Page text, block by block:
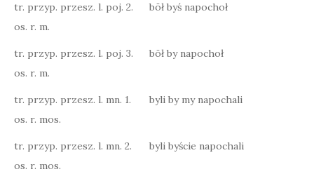
tr. przyp. przesz. l. poj. 2.
os. r. m.
bōł byś napochoł
tr. przyp. przesz. l. poj. 3.
os. r. m.
bōł by napochoł
tr. przyp. przesz. l. mn. 1.
os. r. mos.
byli by my napochali
tr. przyp. przesz. l. mn. 2.
os. r. mos.
byli byście napochali